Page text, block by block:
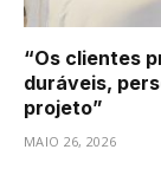
“Os clientes
duráveis,
projeto”
MAIO 26, 2026